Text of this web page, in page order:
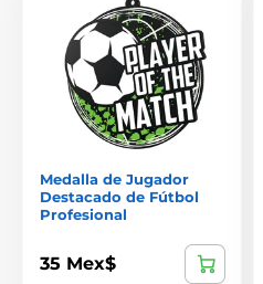
Medalla de Jugador
Destacado de Fútbol
Profesional
35 Mex$